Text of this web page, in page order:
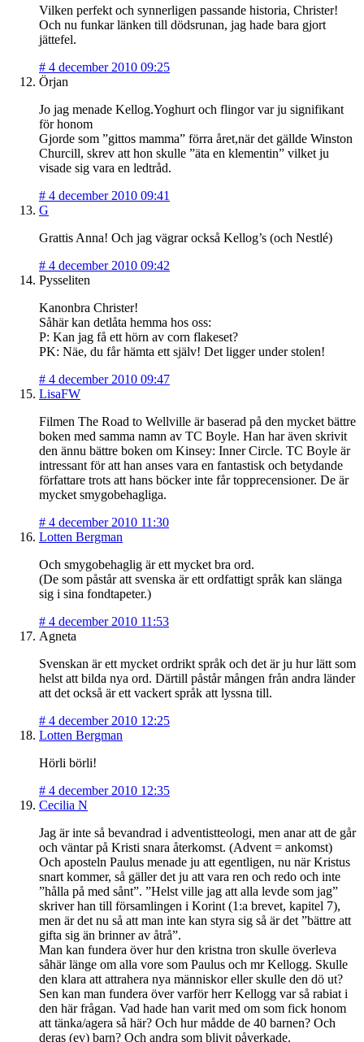
Vilken perfekt och synnerligen passande historia, Christer!
Och nu funkar länken till dödsrunan, jag hade bara gjort
jättefel.
# 4 december 2010 09:25
Örjan
Jo jag menade Kellog.Yoghurt och flingor var ju signifikant
för honom
Gjorde som ”gittos mamma” förra året,när det gällde Winston
Churcill, skrev att hon skulle ”äta en klementin” vilket ju
visade sig vara en ledtråd.
# 4 december 2010 09:41
G
Grattis Anna! Och jag vägrar också Kellog’s (och Nestlé)
# 4 december 2010 09:42
Pysseliten
Kanonbra Christer!
Såhär kan detlåta hemma hos oss:
P: Kan jag få ett hörn av corn flakeset?
PK: Näe, du får hämta ett själv! Det ligger under stolen!
# 4 december 2010 09:47
LisaFW
Filmen The Road to Wellville är baserad på den mycket bättre
boken med samma namn av TC Boyle. Han har även skrivit
den ännu bättre boken om Kinsey: Inner Circle. TC Boyle är
intressant för att han anses vara en fantastisk och betydande
författare trots att hans böcker inte får topprecensioner. De är
mycket smygobehagliga.
# 4 december 2010 11:30
Lotten Bergman
Och smygobehaglig är ett mycket bra ord.
(De som påstår att svenska är ett ordfattigt språk kan slänga
sig i sina fondtapeter.)
# 4 december 2010 11:53
Agneta
Svenskan är ett mycket ordrikt språk och det är ju hur lätt som
helst att bilda nya ord. Därtill påstår mången från andra länder
att det också är ett vackert språk att lyssna till.
# 4 december 2010 12:25
Lotten Bergman
Hörli börli!
# 4 december 2010 12:35
Cecilia N
Jag är inte så bevandrad i adventistteologi, men anar att de går
och väntar på Kristi snara återkomst. (Advent = ankomst)
Och aposteln Paulus menade ju att egentligen, nu när Kristus
snart kommer, så gäller det ju att vara ren och redo och inte
”hålla på med sånt”. ”Helst ville jag att alla levde som jag”
skriver han till församlingen i Korint (1:a brevet, kapitel 7),
men är det nu så att man inte kan styra sig så är det ”bättre att
gifta sig än brinner av åtrå”.
Man kan fundera över hur den kristna tron skulle överleva
såhär länge om alla vore som Paulus och mr Kellogg. Skulle
den klara att attrahera nya människor eller skulle den dö ut?
Sen kan man fundera över varför herr Kellogg var så rabiat i
den här frågan. Vad hade han varit med om som fick honom
att tänka/agera så här? Och hur mådde de 40 barnen? Och
deras (ev) barn? Och andra som blivit påverkade.